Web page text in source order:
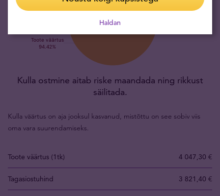
Kulla ostmine aitab riske maandada ning rikkust
säilitada.
Kulla väärtus on aja jooksul kasvanud, mistõttu on see sobiv viis
oma vara suurendamiseks.
Toote väärtus (1tk) 4 047,30 €
Tagasiostuhind 3 821,40 €
Haldan